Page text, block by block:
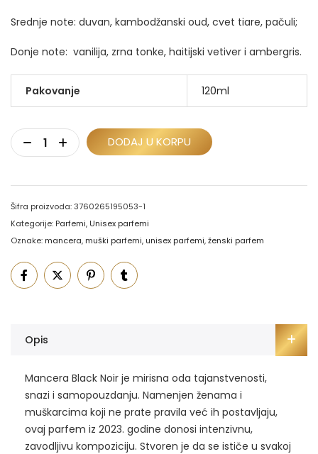
Srednje note: duvan, kambodžanski oud, cvet tiare, pačuli;
Donje note: vanilija, zrna tonke, haitijski vetiver i ambergris.
Pakovanje 120ml
DODAJ U KORPU
Šifra proizvoda:3760265195053-1
Kategorije: Parfemi, Unisex parfemi
Oznake: mancera, muški parfemi, unisex parfemi,ženski parfem
Opis
Mancera Black Noir je mirisna oda tajanstvenosti,
snazi i samopouzdanju. Namenjen ženama i
muškarcima koji ne prate pravila već ih postavljaju,
ovaj parfem iz 2023. godine donosi intenzivnu,
zavodljivu kompoziciju. Stvoren je da se ističe u svakoj